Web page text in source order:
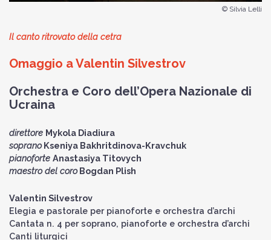
© Silvia Lelli
Il canto ritrovato della cetra
Omaggio a Valentin Silvestrov
Orchestra e Coro dell’Opera Nazionale di
Ucraina
direttore Mykola Diadiura
sopranoKseniya Bakhritdinova-Kravchuk
pianoforte Anastasiya Titovych
maestro del coroBogdan Plish
Valentin Silvestrov
Elegia e pastorale per pianoforte e orchestra d’archi
Cantata n. 4 per soprano, pianoforte e orchestra d’archi
Canti liturgici